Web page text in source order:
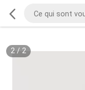
2/ 2